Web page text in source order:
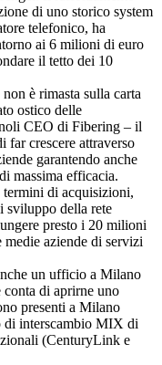
di uno storico system
telefonico, ha
ai 6 milioni di euro
il tetto dei 10
è rimasta sulla carta
ostico delle
CEO di Fibering – il
far crescere attraverso
garantendo anche
massima efficacia.
termini di acquisizioni,
sviluppo della rete
presto i 20 milioni
aziende di servizi
un ufficio a Milano
di aprirne uno
presenti a Milano
di interscambio MIX di
(CenturyLink e